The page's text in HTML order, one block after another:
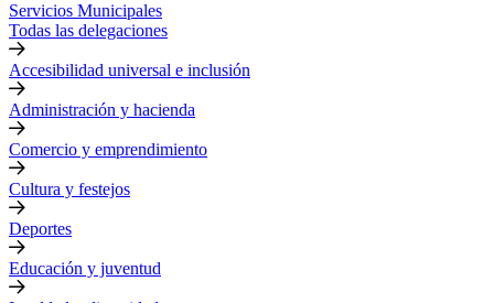
Servicios Municipales
Todas las delegaciones
Accesibilidad universal e inclusión
Administración y hacienda
Comercio y emprendimiento
Cultura y festejos
Deportes
Educación y juventud